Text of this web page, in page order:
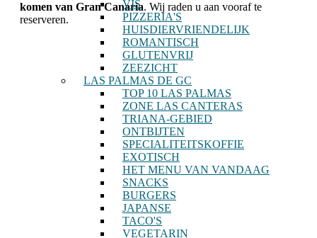
VIS
PIZZERIA'S
HUISDIERVRIENDELIJK
ROMANTISCH
GLUTENVRIJ
ZEEZICHT
LAS PALMAS DE GC
TOP 10 LAS PALMAS
ZONE LAS CANTERAS
TRIANA-GEBIED
ONTBIJTEN
SPECIALITEITSKOFFIE
EXOTISCH
HET MENU VAN VANDAAG
SNACKS
BURGERS
JAPANSE
TACO'S
VEGETARIN
komen van Gran Canaria. Wij raden u aan vooraf te
reserveren.